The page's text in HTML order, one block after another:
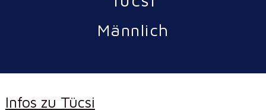
Männlich
Infos zu Tücsi